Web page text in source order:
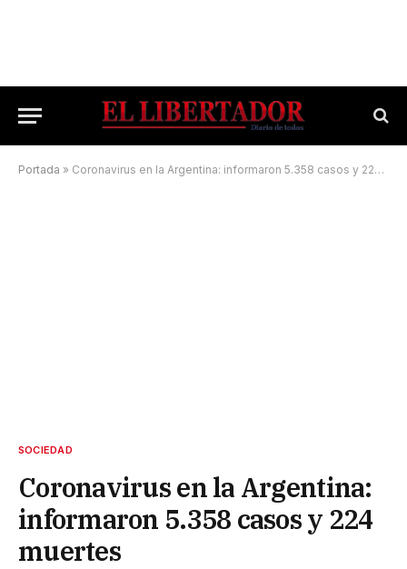
Portada » Coronavirus en la Argentina: informaron 5.358 casos y 224 muertes
SOCIEDAD
Coronavirus en la Argentina:
informaron 5.358 casos y 224
muertes